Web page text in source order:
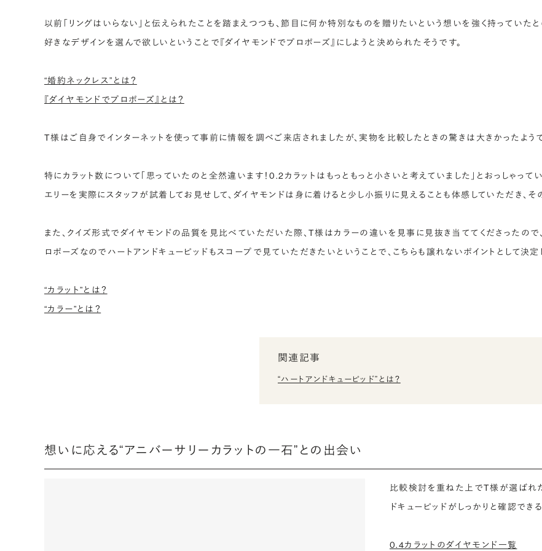
以前「リングはいらない」と伝えられたことを踏まえつつも、節目に何か特別なものを贈りたいという想いを強く持っていた
好きなデザインを選んで欲しいということで『ダイヤモンドでプロポーズ』にしようと決められたそうです。
“婚約ネックレス”とは？
『ダイヤモンドでプロポーズ』とは？
T様はご自身でインターネットを使って事前に情報を調べご来店されましたが、実物を比較したときの驚きは大きかったようで
特にカラット数について「思っていたのと全然違います！0.2カラットはもっともっと小さいと考えていました」とおっしゃって
エリーを実際にスタッフが試着してお見せして、ダイヤモンドは身に着けると少し小振りに見えることも体感していただき、
また、クイズ形式でダイヤモンドの品質を見比べていただいた際、T様はカラーの違いを見事に見抜き当ててくださったので
ロポーズなのでハートアンドキューピッドもスコープで見ていただきたいということで、こちらも譲れないポイントとして決定
“カラット”とは？
“カラー”とは？
関連記事
“ハートアンドキューピッド”とは？
想いに応える“アニバーサリーカラットの一石”との出会い
比較検討を重ねた上でT様が選ばれた
ドキューピッドがしっかりと確認でき
0.4カラットのダイヤモンド一覧